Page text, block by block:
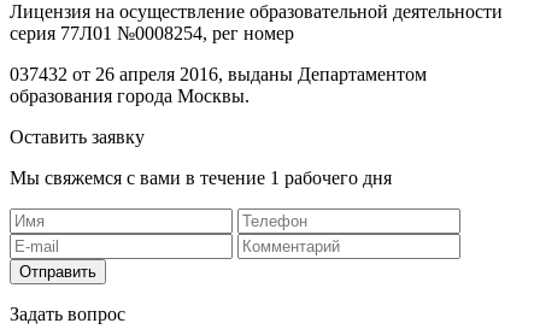
Лицензия на осуществление образовательной деятельности
серия 77Л01 №0008254, рег номер
037432 от 26 апреля 2016, выданы Департаментом
образования города Москвы.
Оставить заявку
Мы свяжемся с вами в течение 1 рабочего дня
Отправить
Задать вопрос